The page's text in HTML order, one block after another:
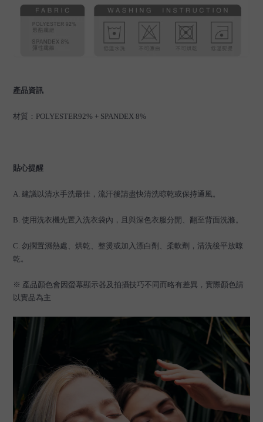
產品資訊
材質： POLYESTER92% + SPANDEX 8%
貼心提醒
A. 建議以清水手洗最佳，流汗後請盡快清洗晾乾或保持通風。
B. 使用洗衣機先置入洗衣袋內，且與深色衣服分開、翻至背面洗滌。
C. 勿擱置濕熱處、烘乾、整燙或加入漂白劑、柔軟劑，清洗後平放晾
乾。
※ 產品顏色會因螢幕顯示器及拍攝技巧不同而略有差異，實際顏色請
以實品為主